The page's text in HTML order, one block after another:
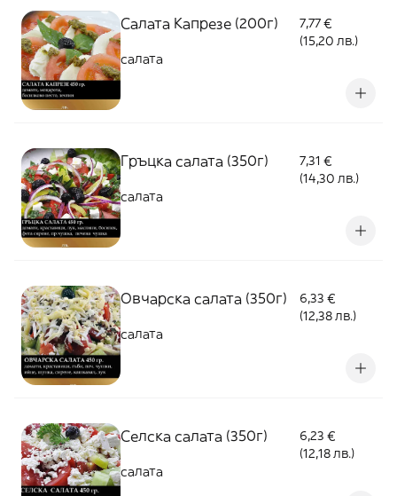
Салата Капрезе (200г)
7,77 €
(15,20 лв.)
салата
Гръцка салата (350г)
7,31 €
(14,30 лв.)
салата
Овчарска салата (350г)
6,33 €
(12,38 лв.)
салата
Селска салата (350г)
6,23 €
(12,18 лв.)
салата